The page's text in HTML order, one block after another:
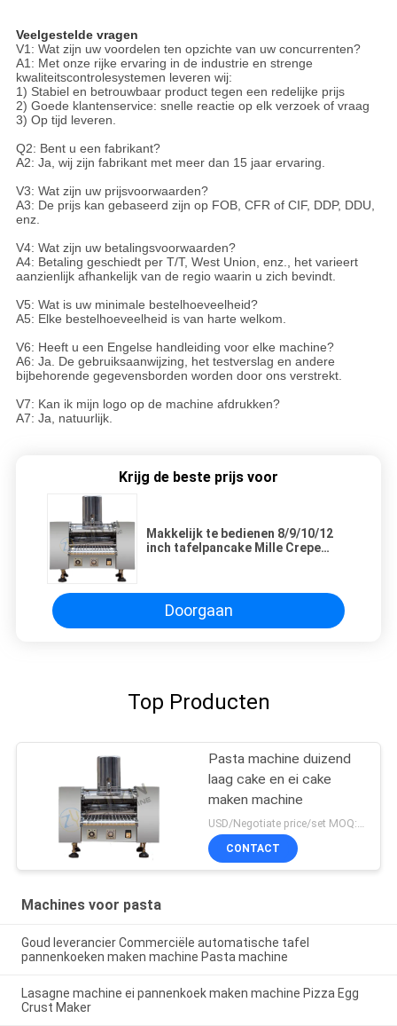
Veelgestelde vragen
V1: Wat zijn uw voordelen ten opzichte van uw concurrenten?
A1: Met onze rijke ervaring in de industrie en strenge
kwaliteitscontrolesystemen leveren wij:
1) Stabiel en betrouwbaar product tegen een redelijke prijs
2) Goede klantenservice: snelle reactie op elk verzoek of vraag
3) Op tijd leveren.
Q2: Bent u een fabrikant?
A2: Ja, wij zijn fabrikant met meer dan 15 jaar ervaring.
V3: Wat zijn uw prijsvoorwaarden?
A3: De prijs kan gebaseerd zijn op FOB, CFR of CIF, DDP, DDU,
enz.
V4: Wat zijn uw betalingsvoorwaarden?
A4: Betaling geschiedt per T/T, West Union, enz., het varieert
aanzienlijk afhankelijk van de regio waarin u zich bevindt.
V5: Wat is uw minimale bestelhoeveelheid?
A5: Elke bestelhoeveelheid is van harte welkom.
V6: Heeft u een Engelse handleiding voor elke machine?
A6: Ja. De gebruiksaanwijzing, het testverslag en andere
bijbehorende gegevensborden worden door ons verstrekt.
V7: Kan ik mijn logo op de machine afdrukken?
A7: Ja, natuurlijk.
Krijg de beste prijs voor
Makkelijk te bedienen 8/9/10/12
inch tafelpancake Mille Crepe
Doorgaan
Top Producten
Pasta machine duizend
laag cake en ei cake
maken machine
USD/Negotiate price/set MOQ:1 set
CONTACT
Machines voor pasta
Goud leverancier Commerciële automatische tafel
pannenkoeken maken machine Pasta machine
Lasagne machine ei pannenkoek maken machine Pizza Egg
Crust Maker